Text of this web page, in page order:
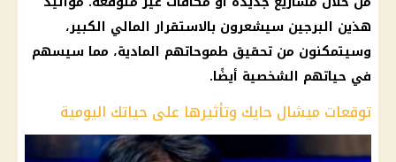
هذين البرجين سيشعرون بالاستقرار المالي الكبير،
وسيتمكنون من تحقيق طموحاتهم المادية، مما سيسهم
في حياتهم الشخصية أيضًا.
توقعات ميشال حايك وتأثيرها على حياتك اليومية